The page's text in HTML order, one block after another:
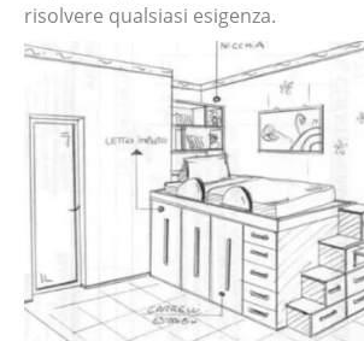
risolvere qualsiasi esigenza.